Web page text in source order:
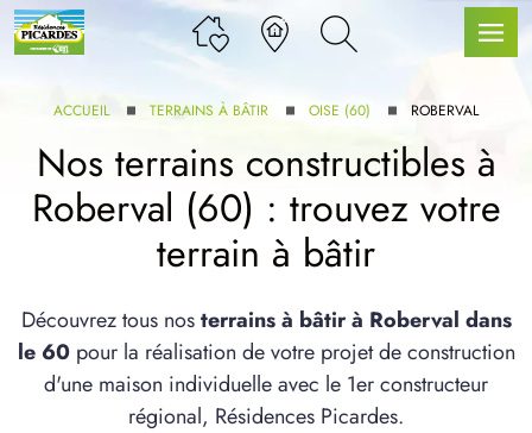
GAMME
SERVICE BDL EXTENSION
ACCUEIL TERRAINS À BÂTIR OISE (60) ROBERVAL
Nos terrains constructibles à
Roberval (60) : trouvez votre
terrain à bâtir
Découvrez tous nosterrains à bâtir à Roberval dans
le 60pour la réalisation de votre projet de construction
d'une maison individuelle avec le 1er constructeur
régional, Résidences Picardes.